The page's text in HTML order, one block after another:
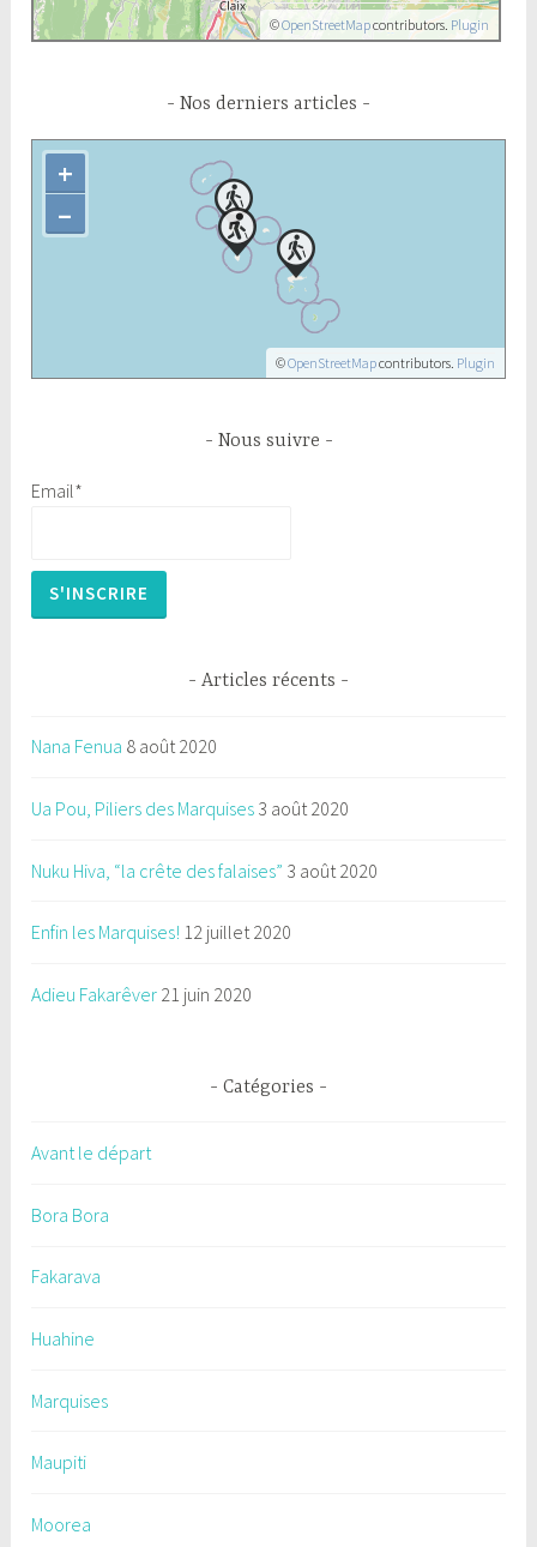
©OpenStreetMapcontributors. Plugin
Nos derniers articles
+
–
©OpenStreetMapcontributors. Plugin
Nous suivre
Email*
Articles récents
Nana Fenua 8 août 2020
Ua Pou, Piliers des Marquises 3 août 2020
Nuku Hiva, “la crête des falaises” 3 août 2020
Enfin les Marquises! 12 juillet 2020
Adieu Fakarêver 21 juin 2020
Catégories
Avant le départ
Bora Bora
Fakarava
Huahine
Marquises
Maupiti
Moorea